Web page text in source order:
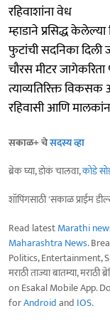
रहिवाशांना वेध
म्हाडाने प्रसिद्ध
फुटांची सदनिका दिली
चौरस मीटर
त्याव्यतिरिक्त
रहिवासी आणि
सकाळ+ चेसदस्य व्हा
ब्रेक घ्या, डोकं चालवा,कोडे
शॉपिंगसाठी 'सकाळ प्राईम
Read latestMarathi
Maharashtra News.
Politics, Entertainment,
मराठी ताज्या बातम्या,
on Esakal Mobile App.
forAndroidand IOS.